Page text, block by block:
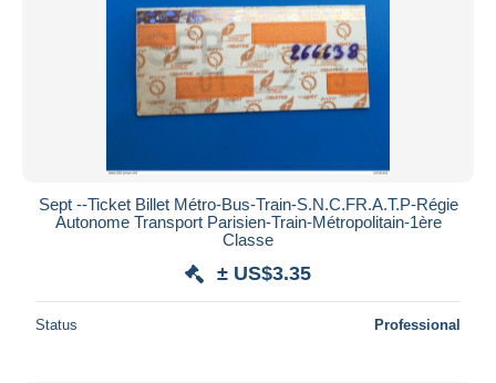
Sept --Ticket Billet Métro-Bus-Train-S.N.C.F️R.A.T.P-Régie
Autonome Transport Parisien-Train-Métropolitain-1ère
Classe
± US$3.35
Status Professional